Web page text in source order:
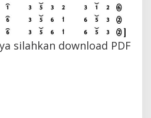
silahkan download PDF